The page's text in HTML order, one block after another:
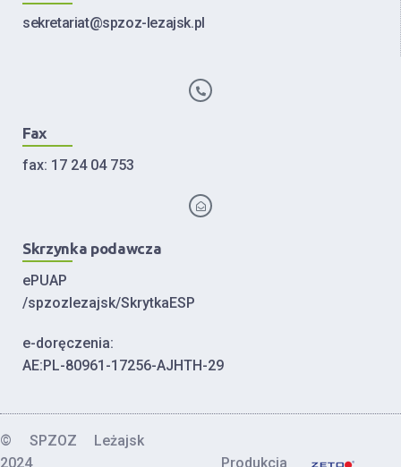
sekretariat@spzoz-lezajsk.pl
Fax
fax: 17 24 04 753
Skrzynka podawcza
ePUAP
/spzozlezajsk/SkrytkaESP
e-doręczenia:
AE:PL-80961-17256-AJHTH-29
© SPZOZ Leżajsk
2024
Produkcja